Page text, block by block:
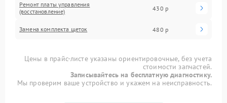
Ремонт платы управления
(восстановление)
430 р
Замена комплекта щеток 480 р
Цены в прайс-листе указаны ориентировочные, без учета
стоимости запчастей.
Записывайтесь на бесплатную диагностику.
Мы проверим ваше устройство и укажем на неисправность.